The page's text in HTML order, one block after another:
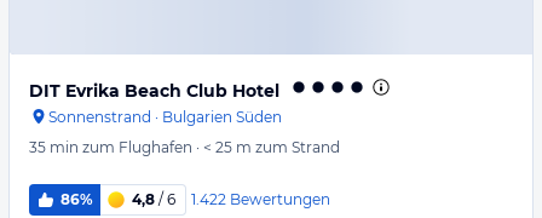
DIT Evrika Beach Club Hotel
Sonnenstrand · Bulgarien Süden
35 min zum Flughafen · < 25 m zum Strand
86% 4,8 / 6 1.422 Bewertungen